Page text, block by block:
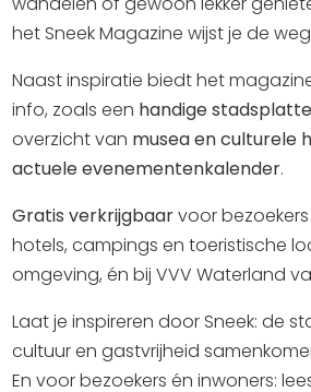
het Sneek Magazine wijst je de
Naast inspiratie biedt het
info, zoals een handige
overzicht van musea en culturele
actuele evenementenkalender.
Gratis verkrijgbaarvoor
hotels, campings en toeristische
omgeving, én bij VVV Waterland
Laat je inspireren door Sneek: de
cultuur en gastvrijheid
En voor bezoekers én inwoners: